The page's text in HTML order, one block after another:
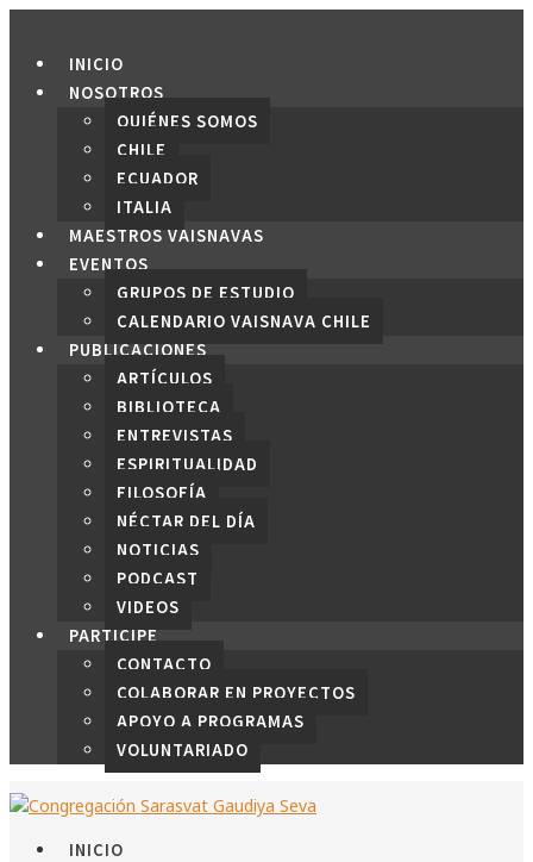
contenidoINICIO
NOSOTROS
QUIÉNES SOMOS
CHILE
ECUADOR
ITALIA
MAESTROS VAISNAVAS
EVENTOS
GRUPOS DE ESTUDIO
CALENDARIO VAISNAVA CHILE
PUBLICACIONES
ARTÍCULOS
BIBLIOTECA
ENTREVISTAS
ESPIRITUALIDAD
FILOSOFÍA
NÉCTAR DEL DÍA
NOTICIAS
PODCAST
VIDEOS
PARTICIPE
CONTACTO
COLABORAR EN PROYECTOS
APOYO A PROGRAMAS
VOLUNTARIADO
INICIO